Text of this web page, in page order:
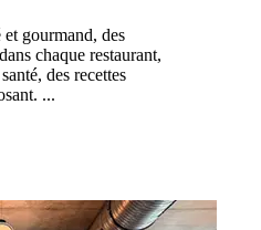
gourmand, des
chaque restaurant,
des recettes
...